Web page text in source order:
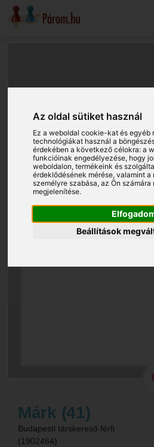
Az oldal sütiket használ
Ez a weboldal cookie-kat és egyéb
technológiákat használ a
érdekében a következő célokra:a
funkcióinak engedélyezése, hogy
weboldalon,termékeink és
érdeklődésének mérése, valamint
személyre szabása,az Ön számára
megjelenítése.
Beállítások
Márk (41)
Budapesti társkereső férfi
(1902464)